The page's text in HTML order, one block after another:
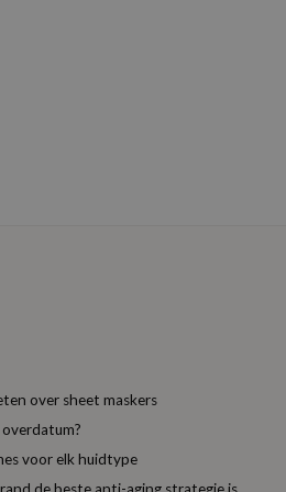
over sheet maskers
voor elk huidtype